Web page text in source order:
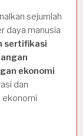
sejumlah
daya manusia
sertifikasi
ekonomi
dan
ekonomi